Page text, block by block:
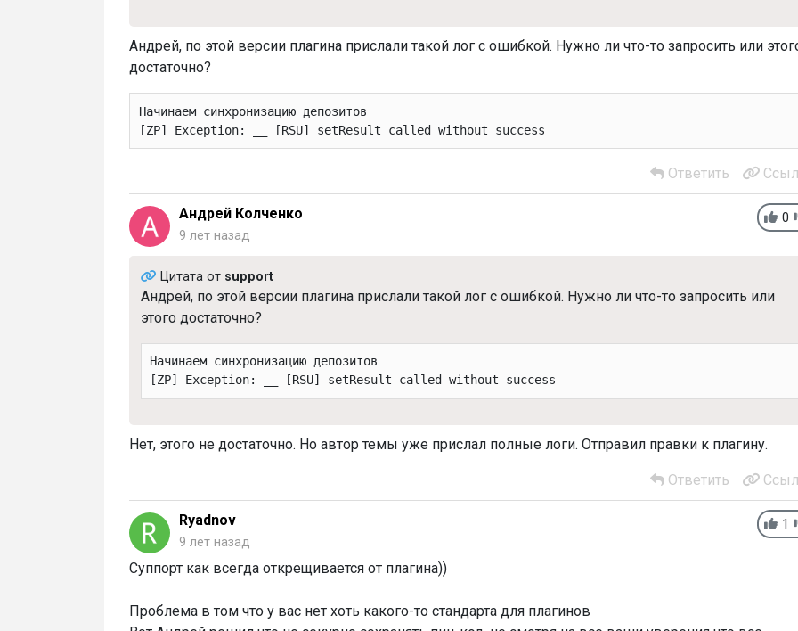
Андрей, по этой версии плагина прислали такой лог с ошибкой. Нужно ли что-то запросить или
достаточно?
Начинаем синхронизацию депозитов
[ZP] Exception: __ [RSU] setResult called without success
Ответить
0
Андрей Колченко
9 лет назад
Цитата от support
Андрей, по этой версии плагина прислали такой лог с ошибкой. Нужно ли что-то запросить или
этого достаточно?
Начинаем синхронизацию депозитов
[ZP] Exception: __ [RSU] setResult called without success
Нет, этого не достаточно. Но автор темы уже прислал полные логи. Отправил правки к плагину.
Ответить
1
Ryadnov
9 лет назад
Суппорт как всегда открещивается от плагина))
Проблема в том что у вас нет хоть какого-то стандарта для плагинов